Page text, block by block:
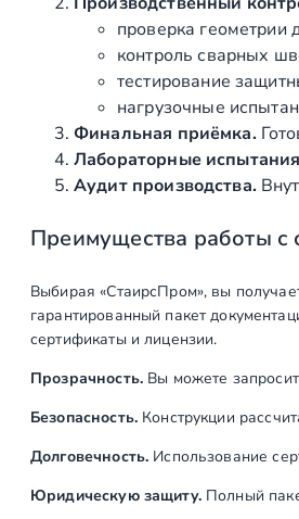
м
в
с
т
а
1
м
о
проверка геометрии
контроль сварных
тестирование
нагрузочные
Финальная приёмка.
Лабораторные
Аудит производства.
Преимущества работы
Выбирая «СтаирсПром», вы
гарантированный пакет
сертификаты и лицензии.
Прозрачность.Вы можете
Безопасность.Конструкции
Долговечность. Использование
Юридическую защиту.Полный